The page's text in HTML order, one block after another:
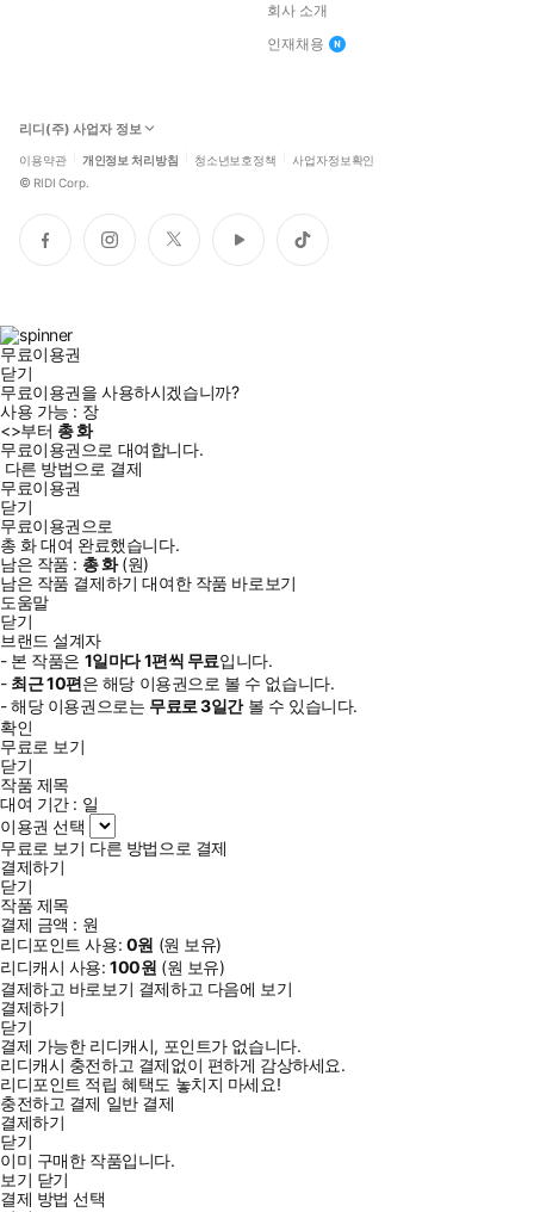
회사 소개
인재채용
리디(주) 사업자 정보
이용약관 개인정보 처리방침 청소년보호정책 사업자정보확인
© RIDI Corp.
페
이
인
스
트
위
유
튜
틱
톡
무료이용권
닫기
무료이용권을 사용하시겠습니까?
사용 가능 : 장
<>부터 총화
무료이용권으로 대여합니다.
다른 방법으로 결제
무료이용권
닫기
무료이용권으로
총 화대여 완료했습니다.
남은 작품 : 총화(원)
남은 작품 결제하기 대여한 작품 바로보기
도움말
닫기
브랜드 설계자
- 본 작품은 1일마다1편씩 무료입니다.
- 최근10편은 해당 이용권으로 볼 수 없습니다.
- 해당 이용권으로는 무료로3일간볼 수 있습니다.
확인
무료로 보기
닫기
작품 제목
대여 기간 : 일
이용권 선택
무료로 보기 다른 방법으로 결제
결제하기
닫기
작품 제목
결제 금액 : 원
리디포인트 사용: 0원 (원 보유)
리디캐시 사용:100원 (원 보유)
결제하고 바로보기 결제하고 다음에 보기
결제하기
닫기
결제 가능한 리디캐시, 포인트가 없습니다.
리디캐시 충전하고 결제없이 편하게 감상하세요.
리디포인트 적립 혜택도 놓치지 마세요!
충전하고 결제 일반 결제
결제하기
닫기
이미 구매한 작품입니다.
보기 닫기
결제 방법 선택